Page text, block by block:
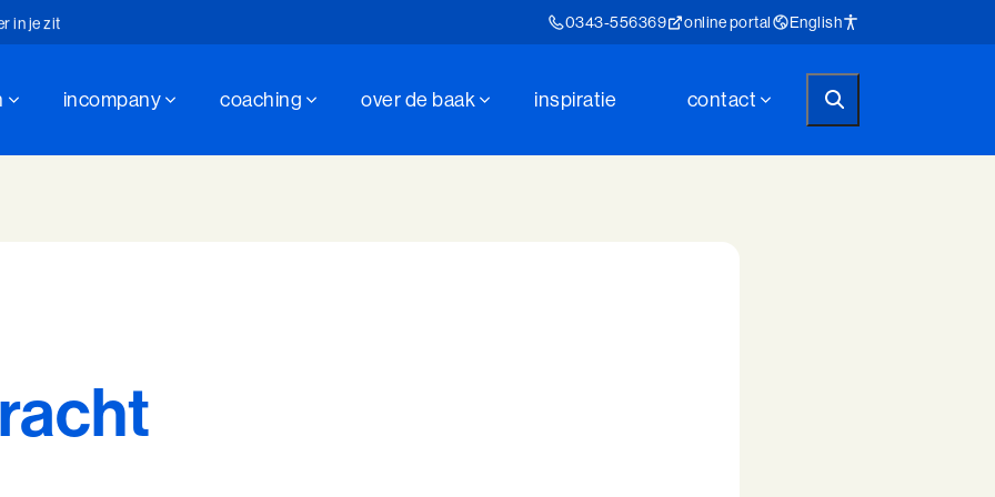
in je zit
sinds 1947
in je zit
0343-556369 online portal English
incompany coaching over de baak inspiratie contact